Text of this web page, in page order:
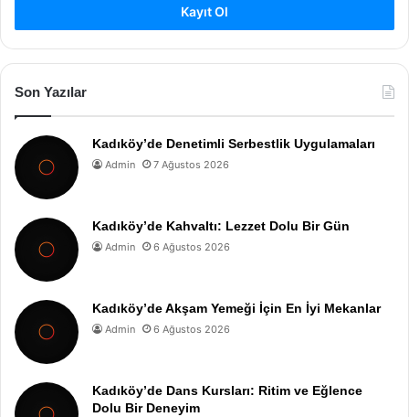
Kayıt Ol
Son Yazılar
Kadıköy’de Denetimli Serbestlik Uygulamaları
Admin 7 Ağustos 2026
Kadıköy’de Kahvaltı: Lezzet Dolu Bir Gün
Admin 6 Ağustos 2026
Kadıköy’de Akşam Yemeği İçin En İyi Mekanlar
Admin 6 Ağustos 2026
Kadıköy’de Dans Kursları: Ritim ve Eğlence
Dolu Bir Deneyim